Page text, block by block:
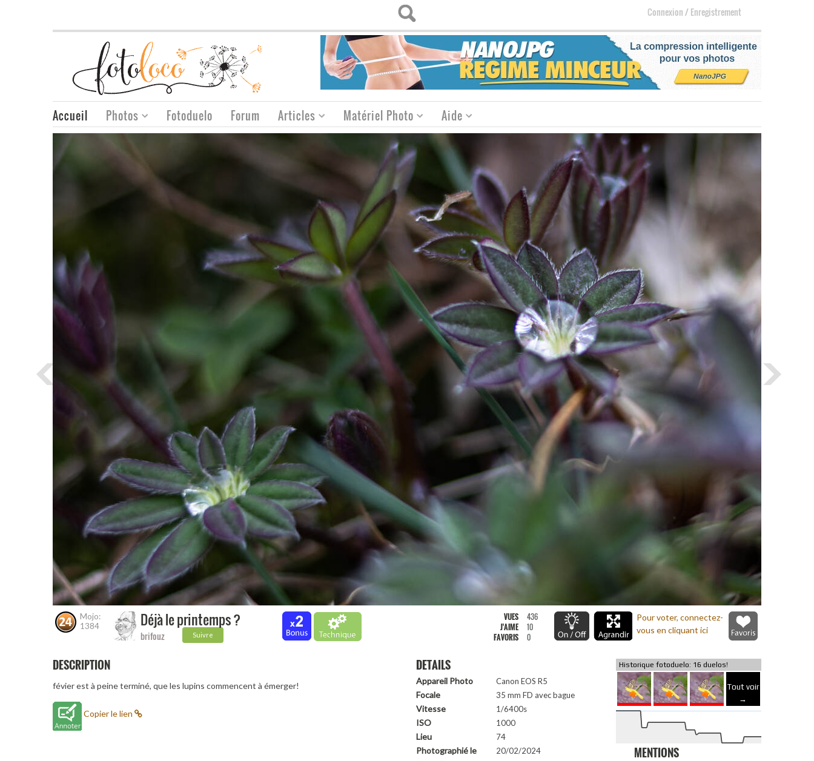
Connexion/Enregistrement
Accueil Photos Fotoduelo Forum Articles Matériel Photo Aide
Mojo:
1384
Déjà le printemps ?
brifouz Suivre
VUES
J'AIME
FAVORIS
436
10
0
Pour voter, connectez-
vous en cliquant ici
DESCRIPTION
févier est à peine terminé, que les lupins commencent à émerger!
Copier le lien
DETAILS
Appareil Photo Canon EOS R5
Focale 35 mm FD avec bague
Vitesse 1/6400s
ISO 1000
Lieu 74
Photographié le 20/02/2024
Historique fotoduelo: 16 duelos!
Tout voir
→
MENTIONS